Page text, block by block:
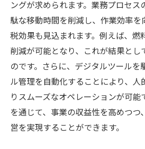
ングが求められます。業務プロセス
駄な移動時間を削減し、作業効率を
税効果も見込まれます。例えば、燃
削減が可能となり、これが結果とし
のです。さらに、デジタルツールを
ル管理を自動化することにより、人
りスムーズなオペレーションが可能
を通じて、事業の収益性を高めつつ
営を実現することができます。